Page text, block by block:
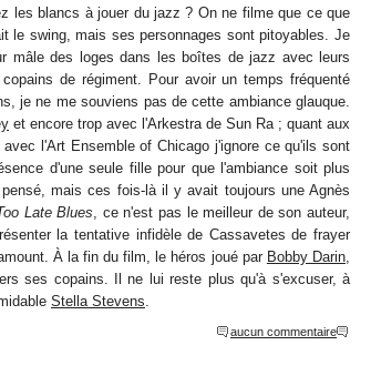
les blancs à jouer du jazz ? On ne filme que ce que
le swing, mais ses personnages sont pitoyables. Je
mâle des loges dans les boîtes de jazz avec leurs
de régiment. Pour avoir un temps fréquenté
je ne me souviens pas de cette ambiance glauque.
et encore trop avec l'Arkestra de Sun Ra ; quant aux
l'Art Ensemble of Chicago j'ignore ce qu'ils sont
d'une seule fille pour que l'ambiance soit plus
mais ces fois-là il y avait toujours une Agnès
Late Blues , ce n'est pas le meilleur de son auteur,
la tentative infidèle de Cassavetes de frayer
À la fin du film, le héros joué par Bobby Darin
ses copains. Il ne lui reste plus qu'à s'excuser, à
Stella Stevens
aucun commentaire